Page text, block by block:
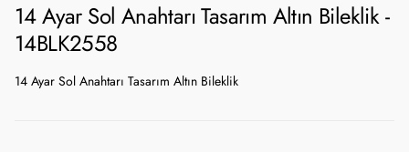
14 Ayar Sol Anahtarı Tasarım Altın Bileklik -
14BLK2558
14 Ayar Sol Anahtarı Tasarım Altın Bileklik